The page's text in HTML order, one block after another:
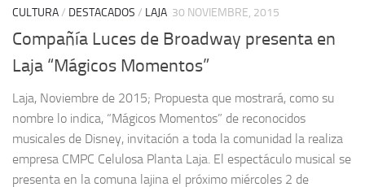
CULTURA/ DESTACADOS / LAJA 30 NOVIEMBRE, 2015
Compañía Luces de Broadway presenta en
Laja “Mágicos Momentos”
Laja, Noviembre de 2015; Propuesta que mostrará, como su
nombre lo indica, “Mágicos Momentos” de reconocidos
musicales de Disney, invitación a toda la comunidad la realiza
empresa CMPC Celulosa Planta Laja. El espectáculo musical se
presenta en la comuna lajina el próximo miércoles 2 de